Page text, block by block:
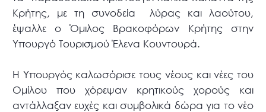
Κρήτης, με τη συνοδεία λύρας και λαούτου,
έψαλλε ο Όμιλος Βρακοφόρων Κρήτης στην
Υπουργό Τουρισμού Έλενα Κουντουρά.
Η Υπουργός καλωσόρισε τους νέους και νέες του
Ομίλου που χόρεψαν κρητικούς χορούς και
αντάλλαξαν ευχές και συμβολικά δώρα για το νέο